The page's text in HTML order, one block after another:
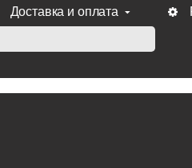
Доставка и оплата
Extreza, Melodia, Forme при